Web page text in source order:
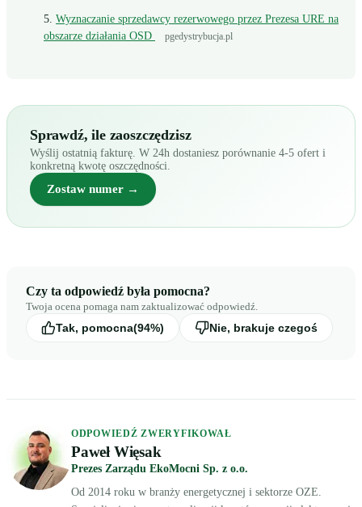
Wyznaczanie sprzedawcy rezerwowego przez Prezesa URE na
obszarze działania OSD
pgedystrybucja.pl
Sprawdź, ile zaoszczędzisz
Wyślij ostatnią fakturę. W 24h dostaniesz porównanie 4-5 ofert i
konkretną kwotę oszczędności.
Zostaw numer →
Czy ta odpowiedź była pomocna?
Twoja ocena pomaga nam zaktualizować odpowiedź.
Tak, pomocna(94%) Nie, brakuje czegoś
ODPOWIEDŹ ZWERYFIKOWAŁ
Paweł Więsak
Prezes Zarządu EkoMocni Sp. z o.o.
Od 2014 roku w branży energetycznej i sektorze OZE.